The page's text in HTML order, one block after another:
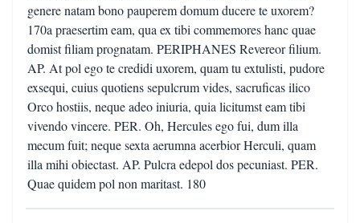
genere natam bono pauperem domum ducere te uxorem?
170a praesertim eam, qua ex tibi commemores hanc quae
domist filiam prognatam. PERIPHANES Revereor filium.
AP. At pol ego te credidi uxorem, quam tu extulisti, pudore
exsequi, cuius quotiens sepulcrum vides, sacruficas ilico
Orco hostiis, neque adeo iniuria, quia licitumst eam tibi
vivendo vincere. PER. Oh, Hercules ego fui, dum illa
mecum fuit; neque sexta aerumna acerbior Herculi, quam
illa mihi obiectast. AP. Pulcra edepol dos pecuniast. PER.
Quae quidem pol non maritast. 180